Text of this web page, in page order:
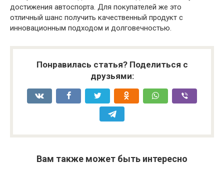
достижения автоспорта. Для покупателей же это
отличный шанс получить качественный продукт с
инновационным подходом и долговечностью.
Понравилась статья? Поделиться с
друзьями:
Вам также может быть интересно